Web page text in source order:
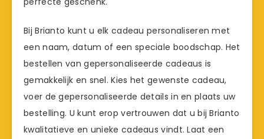
Bij Brianto kunt u elk cadeau personaliseren met
een naam, datum of een speciale boodschap. Het
bestellen van gepersonaliseerde cadeaus is
gemakkelijk en snel. Kies het gewenste cadeau,
voer de gepersonaliseerde details in en plaats uw
bestelling. U kunt erop vertrouwen dat u bij Brianto
kwalitatieve en unieke cadeaus vindt. Laat een